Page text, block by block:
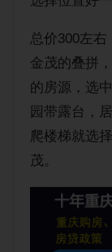
总价300左
金茂的叠拼
的房源，选
园带露台，
爬楼梯就选
茂。